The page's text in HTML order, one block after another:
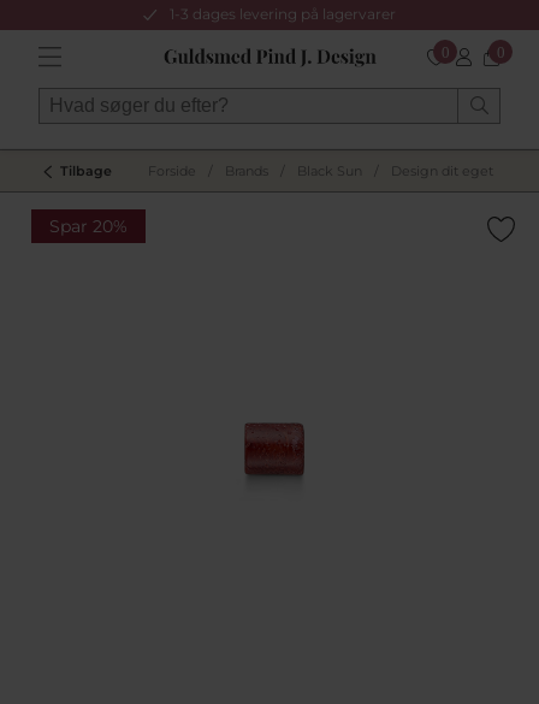
1-3 dages levering på lagervarer
0 0
Tilbage Forside Brands Black Sun Design dit eget
Spar 20%